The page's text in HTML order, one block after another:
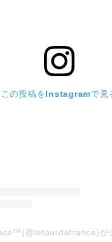
この投稿をInstagramで見
が